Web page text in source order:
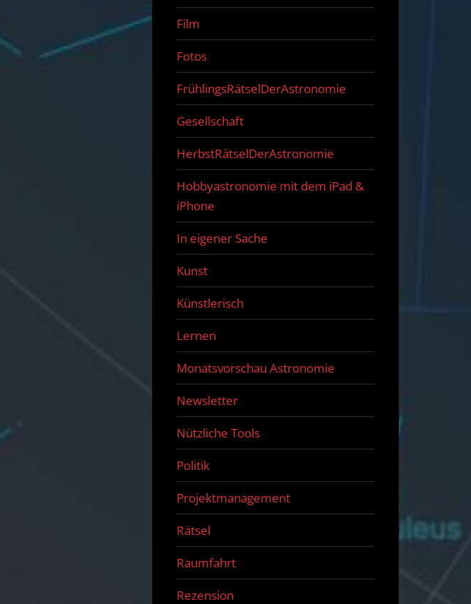
Film
Fotos
FrühlingsRätselDerAstronomie
Gesellschaft
HerbstRätselDerAstronomie
Hobbyastronomie mit dem iPad &
iPhone
In eigener Sache
Kunst
Künstlerisch
Lernen
Monatsvorschau Astronomie
Newsletter
Nützliche Tools
Politik
Projektmanagement
Rätsel
Raumfahrt
Rezension